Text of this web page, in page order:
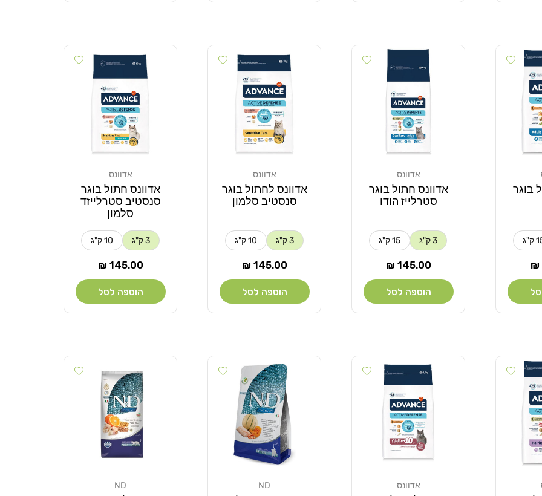
Add wishlist
בוגר
ק"ג
Add wishlist
אדוונס
אדוונס חתול בוגר
סטרלייז הודו
3 ק"ג 15 ק"ג
מחיר
145.00 ₪
הוספה לסל
Add wishlist
אדוונס
אדוונס לחתול בוגר
סנסטיב סלמון
3 ק"ג 10 ק"ג
מחיר
145.00 ₪
הוספה לסל
Add wishlist
אדוונס
אדוונס חתול בוגר
סנסטיב סטרלייזד
סלמון
3 ק"ג 10 ק"ג
מחיר
145.00 ₪
הוספה לסל
Add wishlist
Add wishlist
אדוונס
Add wishlist
ND
Add wishlist
ND